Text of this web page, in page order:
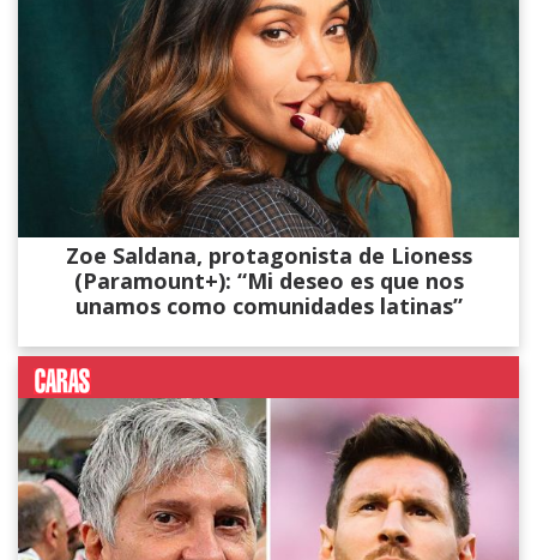
Zoe Saldana, protagonista de Lioness
(Paramount+): “Mi deseo es que nos
unamos como comunidades latinas”